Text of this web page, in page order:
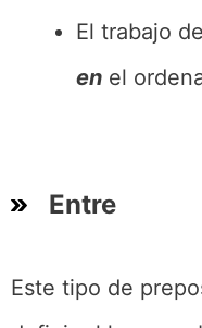
El trabajo
en el
Entre
Este tipo de